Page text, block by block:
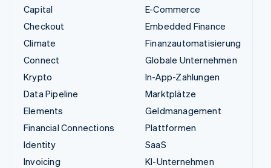
Capital
Checkout
Climate
Connect
Krypto
Data Pipeline
Elements
Financial Connections
Identity
Invoicing
E-Commerce
Embedded Finance
Finanzautomatisierung
Globale Unternehmen
In-App-Zahlungen
Marktplätze
Geldmanagement
Plattformen
SaaS
KI-Unternehmen